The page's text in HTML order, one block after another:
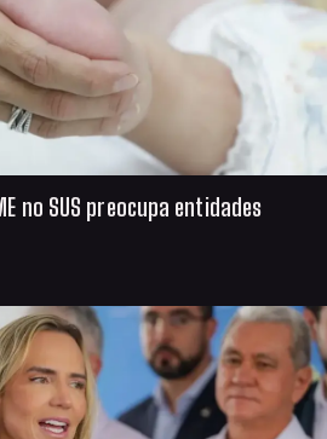
no SUS preocupa entidades